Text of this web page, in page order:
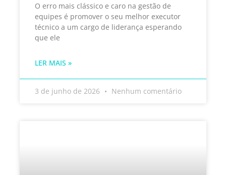
O erro mais clássico e caro na gestão de
equipes é promover o seu melhor executor
técnico a um cargo de liderança esperando
que ele
LER MAIS »
3 de junho de 2026 Nenhum comentário